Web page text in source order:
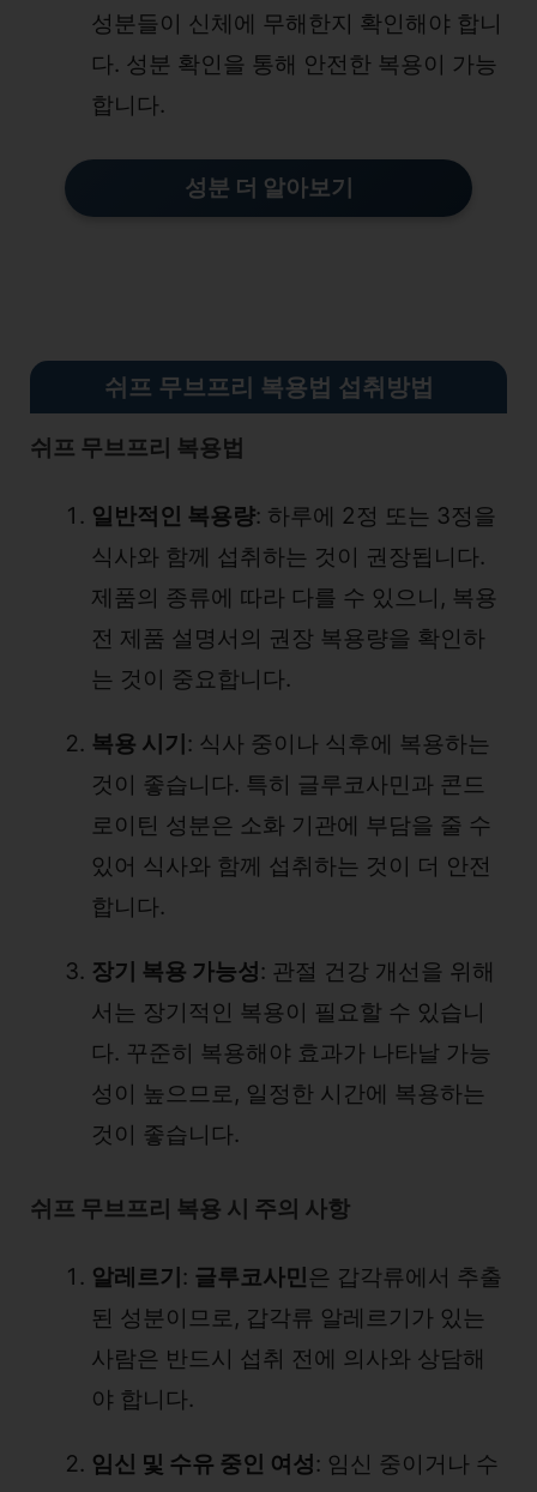
성분들이 신체에 무해한지 확인해야 합니
다. 성분 확인을 통해 안전한 복용이 가능
합니다.
성분 더 알아보기
쉬프 무브프리 복용법 섭취방법
쉬프 무브프리 복용법
일반적인 복용량: 하루에 2정 또는 3정을
식사와 함께 섭취하는 것이 권장됩니다.
제품의 종류에 따라 다를 수 있으니, 복용
전 제품 설명서의 권장 복용량을 확인하
는 것이 중요합니다.
복용 시기 : 식사 중이나 식후에 복용하는
것이 좋습니다. 특히 글루코사민과 콘드
로이틴 성분은 소화 기관에 부담을 줄 수
있어 식사와 함께 섭취하는 것이 더 안전
합니다.
장기 복용 가능성: 관절 건강 개선을 위해
서는 장기적인 복용이 필요할 수 있습니
다. 꾸준히 복용해야 효과가 나타날 가능
성이 높으므로, 일정한 시간에 복용하는
것이 좋습니다.
쉬프 무브프리 복용 시 주의 사항
알레르기: 글루코사민은 갑각류에서 추출
된 성분이므로, 갑각류 알레르기가 있는
사람은 반드시 섭취 전에 의사와 상담해
야 합니다.
임신 및 수유 중인 여성: 임신 중이거나 수